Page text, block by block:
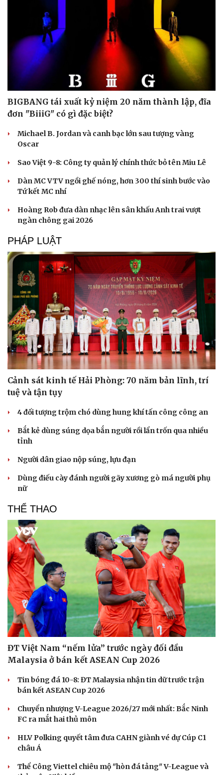
Du lịch
Tư vấn
Săn Tour
check-in
Podcast
Câu chuyện thời sự
Đọc truyện đêm khuya
Cửa sổ tình yêu
Kể chuyện cho bé
Hạt giống tâm hồn
BIGBANG tái xuất kỷ niệm 20 năm thành lập, đĩa
đơn "BiiiG" có gì đặc biệt?
Michael B. Jordan và canh bạc lớn sau tượng vàng
Oscar
Sao Việt 9-8: Công ty quản lý chính thức bỏ tên Miu Lê
Dàn MC VTV ngồi ghế nóng, hơn 300 thí sinh bước vào
Tứ kết MC nhí
Hoàng Rob đưa dàn nhạc lên sân khấu Anh trai vượt
ngàn chông gai 2026
PHÁP LUẬT
Cảnh sát kinh tế Hải Phòng: 70 năm bản lĩnh, trí
tuệ và tận tụy
4 đối tượng trộm chó dùng hung khí tấn công công an
Bắt kẻ dùng súng dọa bắn người rồi lẩn trốn qua nhiều
tỉnh
Người dân giao nộp súng, lựu đạn
Dùng điếu cày đánh người gãy xương gò má người phụ
nữ
THỂ THAO
ĐT Việt Nam “nếm lửa” trước ngày đối đầu
Malaysia ở bán kết ASEAN Cup 2026
Tin bóng đá 10-8: ĐT Malaysia nhận tin dữ trước trận
bán kết ASEAN Cup 2026
Chuyển nhượng V-League 2026/27 mới nhất: Bắc Ninh
FC ra mắt hai thủ môn
HLV Polking quyết tâm đưa CAHN giành vé dự Cúp C1
châu Á
Thể Công Viettel chiêu mộ "hòn đá tảng" V-League và